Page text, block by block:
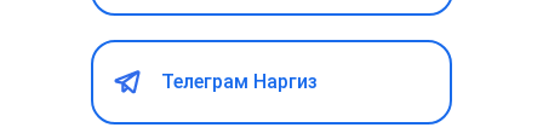
Телеграм Наргиз